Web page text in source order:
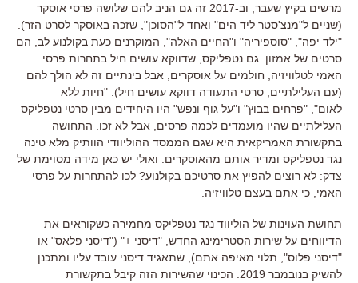
מרשים בקיץ שעבר וב-2017
זה גם הניב להם שלושה פרסי אוסקר
(שניים ל"מנצ'סטר ליד הים" ואחד ל"הסוכן", שזכה באוסקר לסרט הזר).
"ילד יפה", "סוספיריה" ו"החיים האלה", המוקרנים כעת בקולנוע לב, הם
סרטים של אמזון. גם נטפליקס שדווקא עושים חיל בתחרות פרסי
האמי לטלוויזיה
חולמים על אוסקרים
אבל בינתיים זה לא הולך להם
(עם העלילתיים סרטי התעודה דווקא עושים חיל). "חיות ללא
לאום", "פרחים בבוץ" ו"על גוף ונפש" היו היחידים מבין סרטי נטפליקס
העלילתיים שהיו מועמדים לכמה פרסים
אבל לא זכו
התחושה
בתקשורת האמריקאית היא שגם הממסד ההוליוודי הוותיק מלא טינה
נגד נטפליקס ומדיר אותם מהאוסקרים
ואולי יש כאן מידה מסוימת של
צדק: לא רוצים להפיץ את סרטיכם בקולנוע? לכו להתחרות על פרסי
האמי כי אתם בעצם טלוויזיה
תחושת העוינות של הוליווד נגד נטפליקס מחמירה כשקוראים את
הדיווחים על שירות הסטרימינג החדש , "דיסני +" ("דיסני פלאס" או
"דיסני פלוס", תלוי מאיפה אתם), שתאגיד דיסני עובד עליו ומתכנן
להשיק בנובמבר 2019.
הכינוי שהשירות הזה קיבל בתקשורת